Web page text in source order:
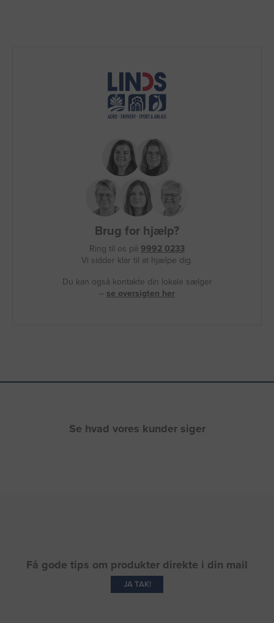
Brug for hjælp?
Ring til os på 9992 0233
Vi sidder klar til at hjælpe dig.
Du kan også kontakte din lokale sælger
– se oversigten her
Se hvad vores kunder siger
Få gode tips om produkter direkte i din mail
JA TAK!